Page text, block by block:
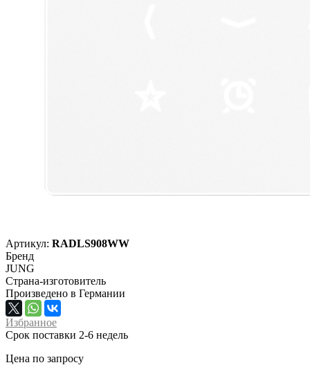
Артикул: RADLS908WW
Бренд
JUNG
Страна-изготовитель
Произведено в Германии
Избранное
Срок поставки 2-6 недель
Цена по запросу